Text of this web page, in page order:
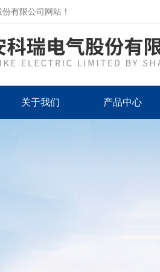
有限公司网站！
关于我们 产品中心